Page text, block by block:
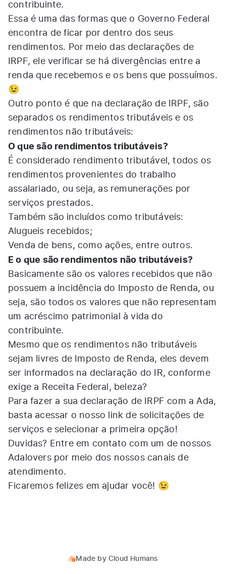
contribuinte.
Essa é uma das formas que o Governo Federal
encontra de ficar por dentro dos seus
rendimentos. Por meio das declarações de
IRPF, ele verificar se há divergências entre a
renda que recebemos e os bens que possuímos.
😉
Outro ponto é que na declaração de IRPF, são
separados os rendimentos tributáveis e os
rendimentos não tributáveis:
O que são rendimentos tributáveis?
É considerado rendimento tributável, todos os
rendimentos provenientes do trabalho
assalariado, ou seja, as remunerações por
serviços prestados.
Também são incluídos como tributáveis:
Alugueis recebidos;
Venda de bens, como ações, entre outros.
E o que são rendimentos não tributáveis?
Basicamente são os valores recebidos que não
possuem a incidência do Imposto de Renda, ou
seja, são todos os valores que não representam
um acréscimo patrimonial à vida do
contribuinte.
Mesmo que os rendimentos não tributáveis
sejam livres de Imposto de Renda, eles devem
ser informados na declaração do IR, conforme
exige a Receita Federal, beleza?
Para fazer a sua declaração de IRPF com a Ada,
basta acessar o nosso link de solicitações de
serviços e selecionar a primeira opção!
Duvidas? Entre em contato com um de nossos
Adalovers por meio dos nossos canais de
atendimento.
Ficaremos felizes em ajudar você! 😉
Made byCloud Humans